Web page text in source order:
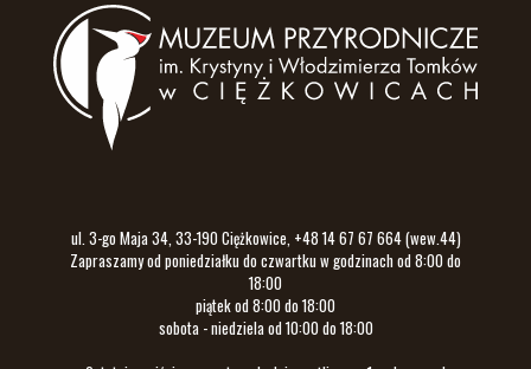
ul. 3-go Maja 34, 33-190 Ciężkowice, +48 14 67 67 664 (wew.44)
Zapraszamy od poniedziałku do czwartku w godzinach od 8:00 do
18:00
piątek od 8:00 do 18:00
sobota - niedziela od 10:00 do 18:00